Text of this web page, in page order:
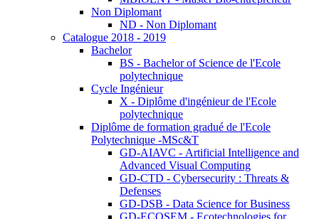
Non Diplomant
ND - Non Diplomant
Catalogue 2018 - 2019
Bachelor
BS - Bachelor of Science de l'Ecole
polytechnique
Cycle Ingénieur
X - Diplôme d'ingénieur de l'Ecole
polytechnique
Diplôme de formation gradué de l'Ecole
Polytechnique -MSc&T
GD-AIAVC - Artificial Intelligence and
Advanced Visual Computing
GD-CTD - Cybersecurity : Threats &
Defenses
GD-DSB - Data Science for Business
GD-ECOSEM - Ecotechnologies for